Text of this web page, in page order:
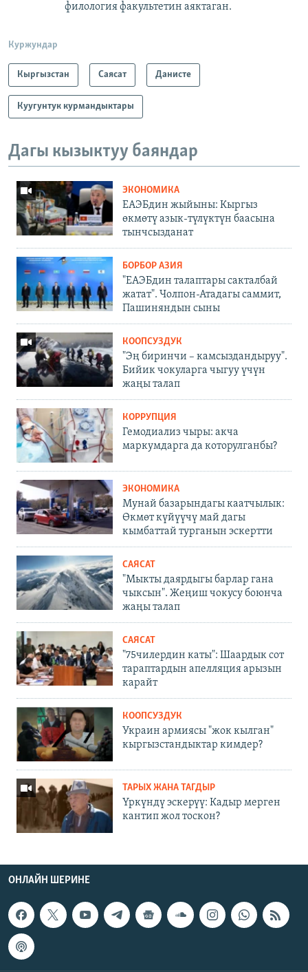
филология факультетин аяктаган.
Куржундар
Кыргызстан Саясат Данисте
Куугунтук курмандыктары
Дагы кызыктуу баяндар
ЭКОНОМИКА
ЕАЭБдин жыйыны: Кыргыз
өкмөтү азык-түлүктүн баасына
тынчсызданат
БОРБОР АЗИЯ
"ЕАЭБдин талаптары сакталбай
жатат". Чолпон-Атадагы саммит,
Пашиняндын сыны
КООПСУЗДУК
"Эң биринчи – камсыздандыруу".
Бийик чокуларга чыгуу үчүн
жаңы талап
КОРРУПЦИЯ
Гемодиализ чыры: акча
маркумдарга да которулганбы?
ЭКОНОМИКА
Мунай базарындагы каатчылык:
Өкмөт күйүүчү май дагы
кымбаттай турганын эскертти
САЯСАТ
"Мыкты даярдыгы барлар гана
чыксын". Жеңиш чокусу боюнча
жаңы талап
САЯСАТ
"75чилердин каты": Шаардык сот
тараптардын апелляция арызын
карайт
КООПСУЗДУК
Украин армиясы "жок кылган"
кыргызстандыктар кимдер?
ТАРЫХ ЖАНА ТАГДЫР
Үркүндү эскерүү: Кадыр мерген
кантип жол тоскон?
ОНЛАЙН ШЕРИНЕ